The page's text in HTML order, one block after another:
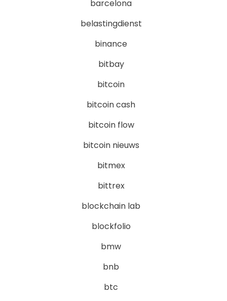
barcelona
belastingdienst
binance
bitbay
bitcoin
bitcoin cash
bitcoin flow
bitcoin nieuws
bitmex
bittrex
blockchain lab
blockfolio
bmw
bnb
btc